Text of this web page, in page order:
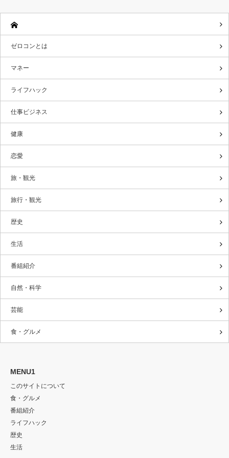
ゼロコンとは
マネー
ライフハック
仕事ビジネス
健康
恋愛
旅・観光
旅行・観光
歴史
生活
番組紹介
自然・科学
芸能
食・グルメ
MENU1
このサイトについて
食・グルメ
番組紹介
ライフハック
歴史
生活